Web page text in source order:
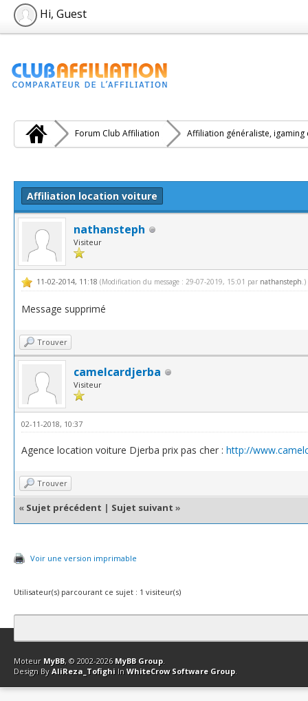
Hi, Guest
Forum Club Affiliation Affiliation généraliste, igaming
Affiliation location voiture
nathansteph
Visiteur
11-02-2014, 11:18 (Modification du message : 29-07-2019, 15:01 par nathansteph.)
Message supprimé
Trouver
camelcardjerba
Visiteur
02-11-2018, 10:37
Agence location voiture Djerba prix pas cher : http://
Trouver
« Sujet précédent | Sujet suivant »
Voir une version imprimable
Utilisateur(s) parcourant ce sujet : 1 visiteur(s)
Contact Club Affiliation Retourner en haut Version bas-débit
Moteur MyBB, © 2002-2026 MyBB Group.
Design By AliReza_Tofighi In WhiteCrow Software Group.